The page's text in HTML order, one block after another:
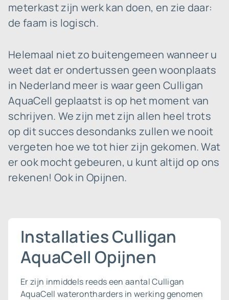
meterkast zijn werk kan doen, en zie daar:
de faam is logisch.
Helemaal niet zo buitengemeen wanneer u
weet dat er ondertussen geen woonplaats
in Nederland meer is waar geen Culligan
AquaCell geplaatst is op het moment van
schrijven. We zijn met zijn allen heel trots
op dit succes desondanks zullen we nooit
vergeten hoe we tot hier zijn gekomen. Wat
er ook mocht gebeuren, u kunt altijd op ons
rekenen! Ook in Opijnen.
Installaties Culligan
AquaCell Opijnen
Er zijn inmiddels reeds een aantal Culligan
AquaCell waterontharders in werking genomen